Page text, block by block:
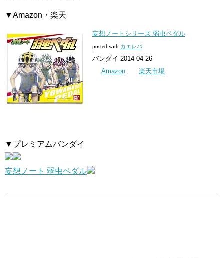
▼Amazon・楽天
妄想ノートシリーズ 弱虫ペダル
posted with カエレバ
バンダイ 2014-04-26
Amazon
楽天市場
▼プレミアムバンダイ
妄想ノート 弱虫ペダル